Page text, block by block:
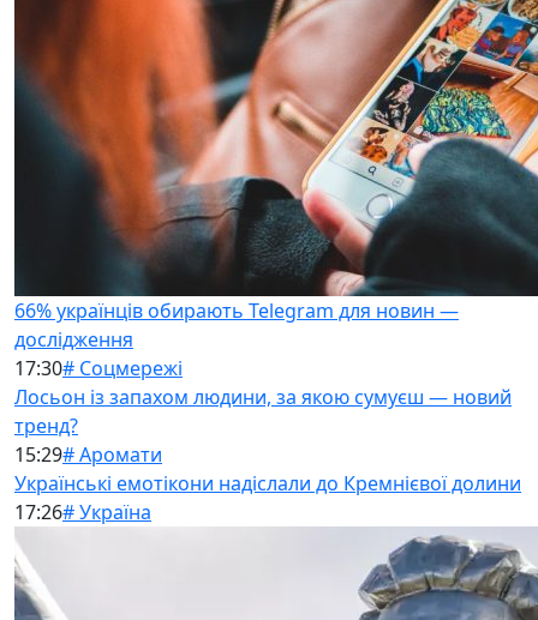
66% українців обирають Telegram для новин —
дослідження
17:30# Соцмережі
Лосьон із запахом людини, за якою сумуєш — новий
тренд?
15:29# Аромати
Українські емотікони надіслали до Кремнієвої долини
17:26# Україна